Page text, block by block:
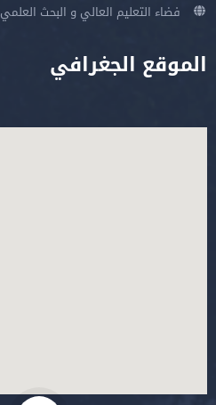
فضاء التعليم العالي و البحث العلمي
الموقع الجغرافي